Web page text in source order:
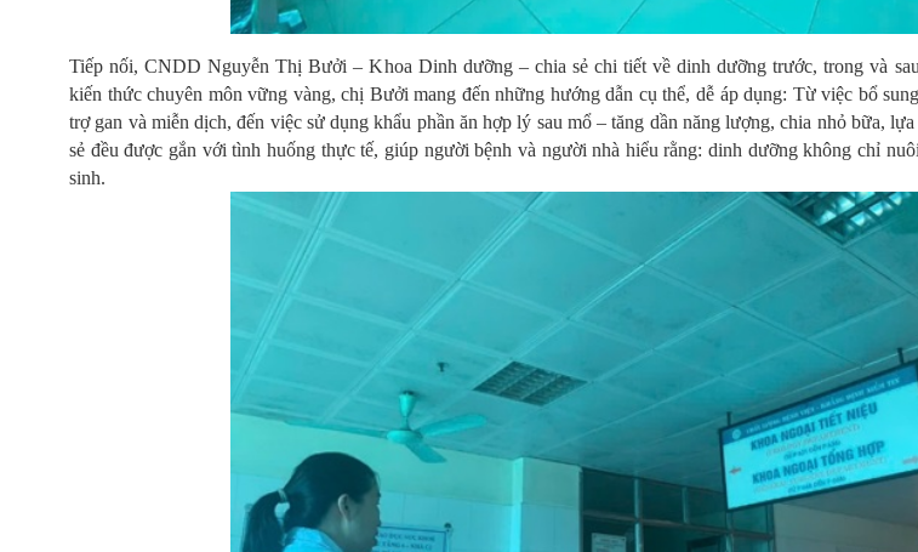
Tiếp nối, CNDD Nguyễn Thị Bưởi – Khoa Dinh dưỡng – chia sẻ chi tiết về dinh dưỡng trước, trong và
kiến thức chuyên môn vững vàng, chị Bưởi mang đến những hướng dẫn cụ thể, dễ áp dụng: Từ việc bổ
trợ gan và miễn dịch, đến việc sử dụng khẩu phần ăn hợp lý sau mổ – tăng dần năng lượng, chia nhỏ bữa,
sẻ đều được gắn với tình huống thực tế, giúp người bệnh và người nhà hiểu rằng: dinh dưỡng không chỉ
sinh.